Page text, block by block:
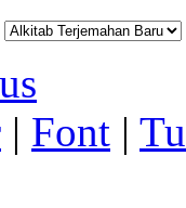
| Font |